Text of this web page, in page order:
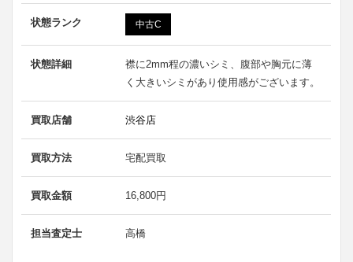
状態ランク 中古C
状態詳細
襟に2mm程の濃いシミ、腹部や胸元に薄
く大きいシミがあり使用感がございます。
買取店舗 渋谷店
買取方法 宅配買取
買取金額 16,800円
担当査定士 高橋